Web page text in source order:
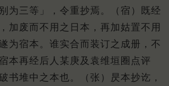
为三等」，令重抄焉。（宿）既经
加废而不用之日本，再加姑置不用
为宿本。谁实合而装订之成册，不
本再经后人某庚及袁维垣圈点评
书堆中之本也。（张）昃本抄讫，